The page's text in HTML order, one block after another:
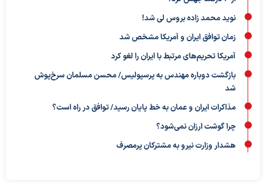
نوید محمد زاده بروس لی شد!
زمان توافق ایران و آمریکا مشخص شد
آمریکا تحریم‌های مرتبط با ایران را لغو کرد
بازگشت دوباره مهندس به پرسپولیس/ محسن مسلمان سرخ‌پوش
شد
مذاکرات ایران و عمان به خط پایان رسید/ توافق در راه است؟
چرا گوشت ارزان نمی‌شود؟
هشدار وزارت نیرو به مشترکان پرمصرف